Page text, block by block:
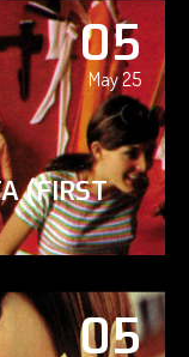
05
May 25
(FIRST
05